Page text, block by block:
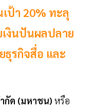
ป้า 20% ทะลุ
งินปันผลปลาย
ธุรกิจสื่อ และ
กัด (มหาชน) หรือ